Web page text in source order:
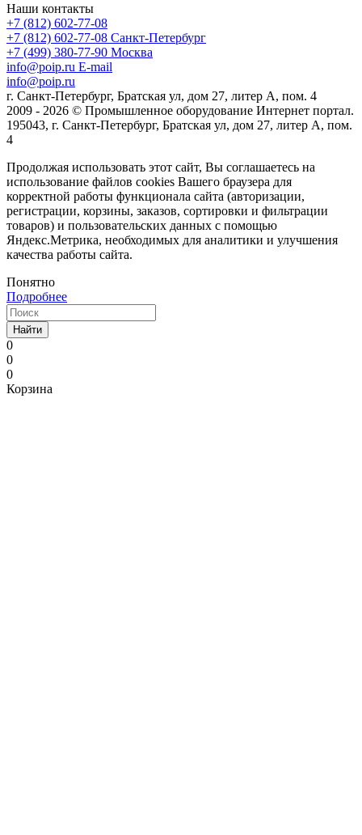
Наши контакты
+7 (812) 602-77-08
+7 (812) 602-77-08 Санкт-Петербург
+7 (499) 380-77-90 Москва
info@poip.ru E-mail
info@poip.ru
г. Санкт-Петербург, Братская ул, дом 27, литер А, пом. 4
2009 - 2026 © Промышленное оборудование Интернет портал.
195043, г. Санкт-Петербург, Братская ул, дом 27, литер А, пом.
4
Продолжая использовать этот сайт, Вы соглашаетесь на
использование файлов cookies Вашего браузера для
корректной работы функционала сайта (авторизации,
регистрации, корзины, заказов, сортировки и фильтрации
товаров) и пользовательских данных с помощью
Яндекс.Метрика, необходимых для аналитики и улучшения
качества работы сайта.
Понятно
Подробнее
Найти
0
0
0
Корзина